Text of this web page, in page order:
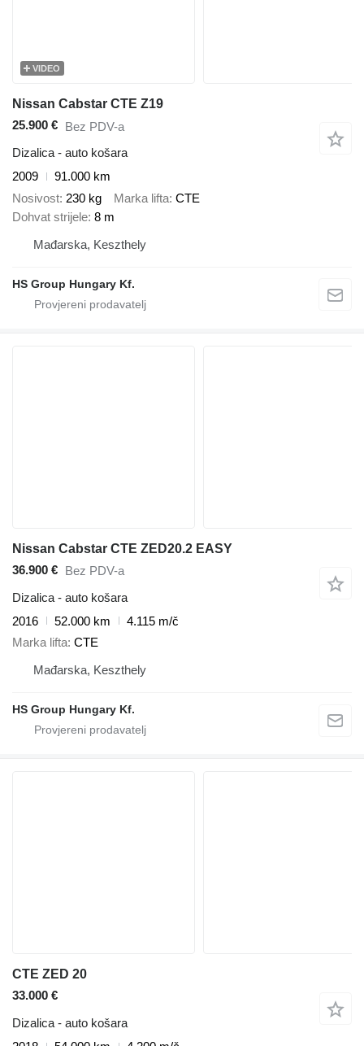
VIDEO
Nissan Cabstar CTE Z19
25.900 € Bez PDV-a
Dizalica - auto košara
2009
91.000 km
Nosivost 230 kg Marka lifta CTE
Dohvat strijele 8 m
Mađarska, Keszthely
HS Group Hungary Kf.
Nissan Cabstar CTE ZED20.2 EASY
36.900 € Bez PDV-a
Dizalica - auto košara
2016
52.000 km
4.115 m/č
Marka lifta CTE
Mađarska, Keszthely
HS Group Hungary Kf.
CTE ZED 20
33.000 €
Dizalica - auto košara